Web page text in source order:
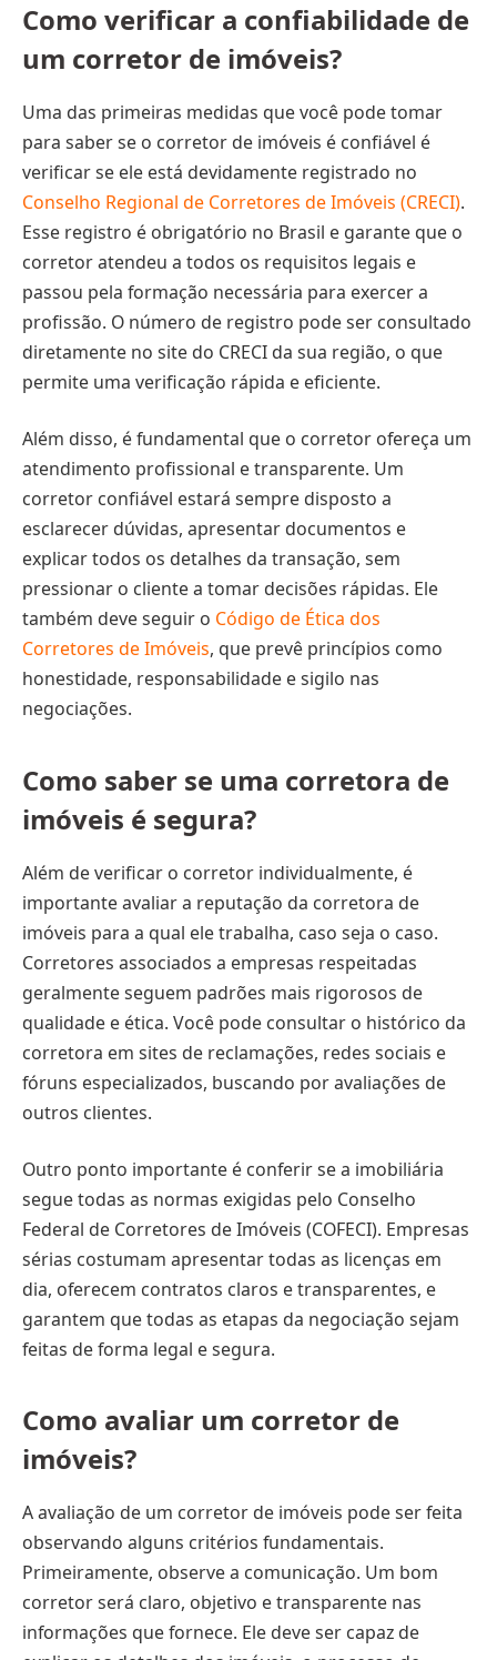
Como verificar a confiabilidade de
um corretor de imóveis?
Uma das primeiras medidas que você pode tomar
para saber se o corretor de imóveis é confiável é
verificar se ele está devidamente registrado no
Conselho Regional de Corretores de Imóveis (CRECI).
Esse registro é obrigatório no Brasil e garante que o
corretor atendeu a todos os requisitos legais e
passou pela formação necessária para exercer a
profissão. O número de registro pode ser consultado
diretamente no site do CRECI da sua região, o que
permite uma verificação rápida e eficiente.
Além disso, é fundamental que o corretor ofereça um
atendimento profissional e transparente. Um
corretor confiável estará sempre disposto a
esclarecer dúvidas, apresentar documentos e
explicar todos os detalhes da transação, sem
pressionar o cliente a tomar decisões rápidas. Ele
também deve seguir o Código de Ética dos
Corretores de Imóveis, que prevê princípios como
honestidade, responsabilidade e sigilo nas
negociações.
Como saber se uma corretora de
imóveis é segura?
Além de verificar o corretor individualmente, é
importante avaliar a reputação da corretora de
imóveis para a qual ele trabalha, caso seja o caso.
Corretores associados a empresas respeitadas
geralmente seguem padrões mais rigorosos de
qualidade e ética. Você pode consultar o histórico da
corretora em sites de reclamações, redes sociais e
fóruns especializados, buscando por avaliações de
outros clientes.
Outro ponto importante é conferir se a imobiliária
segue todas as normas exigidas pelo Conselho
Federal de Corretores de Imóveis (COFECI). Empresas
sérias costumam apresentar todas as licenças em
dia, oferecem contratos claros e transparentes, e
garantem que todas as etapas da negociação sejam
feitas de forma legal e segura.
Como avaliar um corretor de
imóveis?
A avaliação de um corretor de imóveis pode ser feita
observando alguns critérios fundamentais.
Primeiramente, observe a comunicação. Um bom
corretor será claro, objetivo e transparente nas
informações que fornece. Ele deve ser capaz de